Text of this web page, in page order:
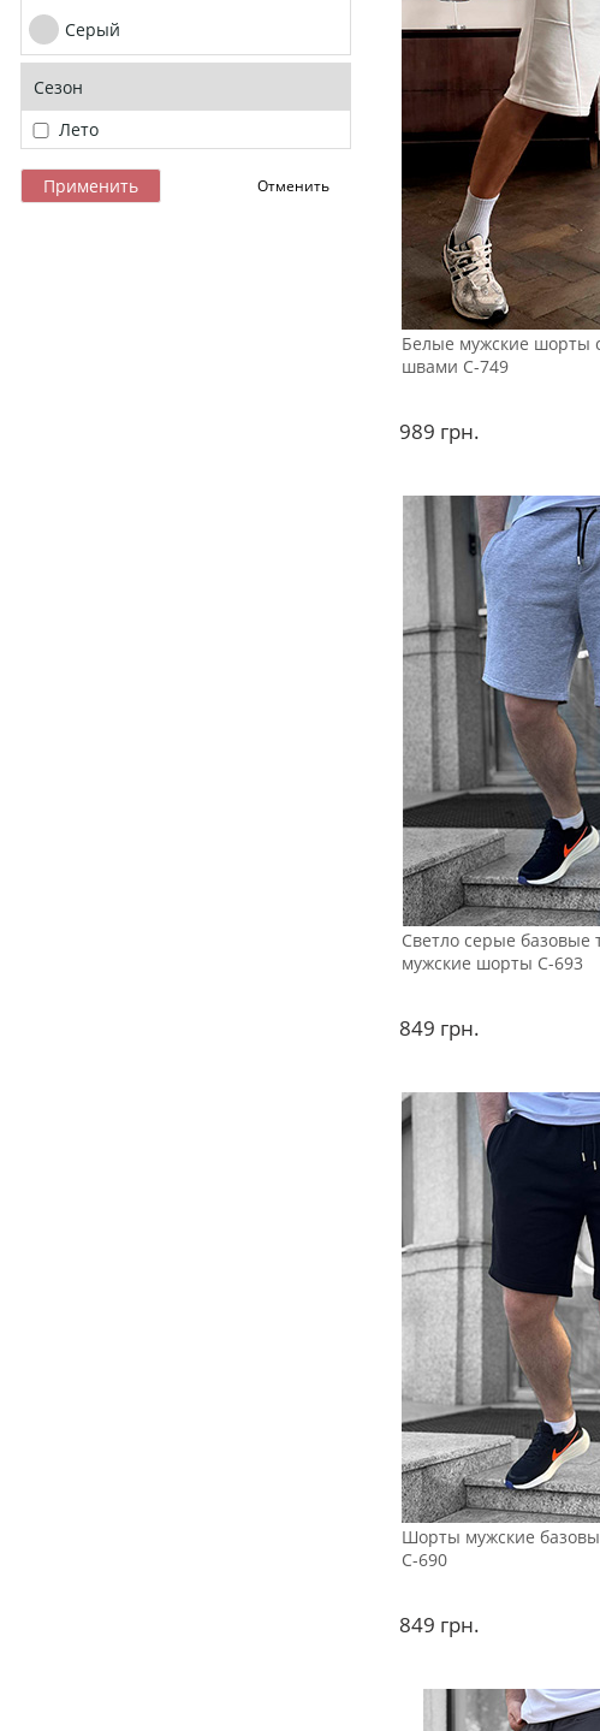
Серый
Сезон
Лето
Белые мужские шорты
швами С-749
989 грн.
Светло серые базовые
мужские шорты С-693
849 грн.
Шорты мужские
С-690
849 грн.